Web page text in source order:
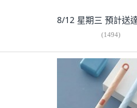
8/12 星期三 預計送
(1494)